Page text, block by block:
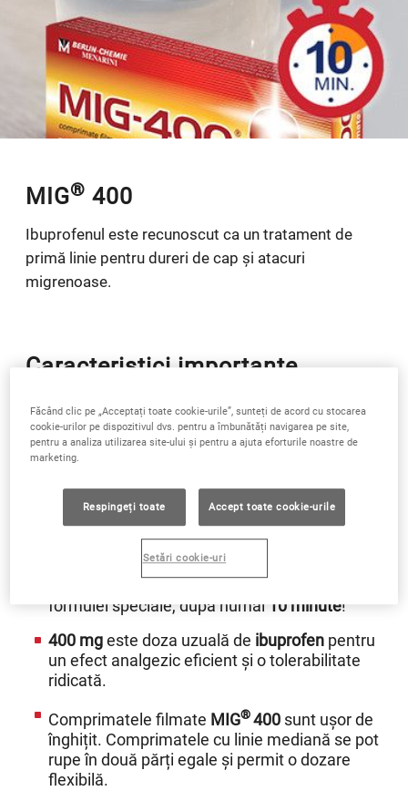
MIG® 400
Ibuprofenul este recunoscut ca un tratament de
primă linie pentru dureri de cap și atacuri
migrenoase.
Caracteristici importante
Fiecare comprimat
filmatMIG®400conține400 mgdin
Ibuprofenulcombină cu succes o eficiență
ridicată în combaterea durerii și o tolerabilitate
formulei speciale, după numai 10 minute!
400 mgeste doza uzuală de ibuprofen pentru
un efect analgezic eficient și o tolerabilitate
ridicată.
Comprimatele filmate MIG®400 sunt ușor de
înghițit. Comprimatele cu linie mediană se pot
rupe în două părți egale și permit o dozare
flexibilă.
Făcând clic pe „Acceptați toate cookie-urile”, sunteți de acord cu stocarea
cookie-urilor pe dispozitivul dvs. pentru a îmbunătăți navigarea pe site,
pentru a analiza utilizarea site-ului și pentru a ajuta eforturile noastre de
marketing.
Respingeți toate Accept toate cookie-urile
Setări cookie-uri